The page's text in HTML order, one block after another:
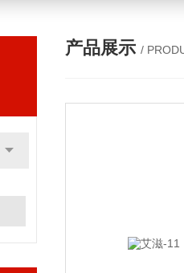
产品展示 /